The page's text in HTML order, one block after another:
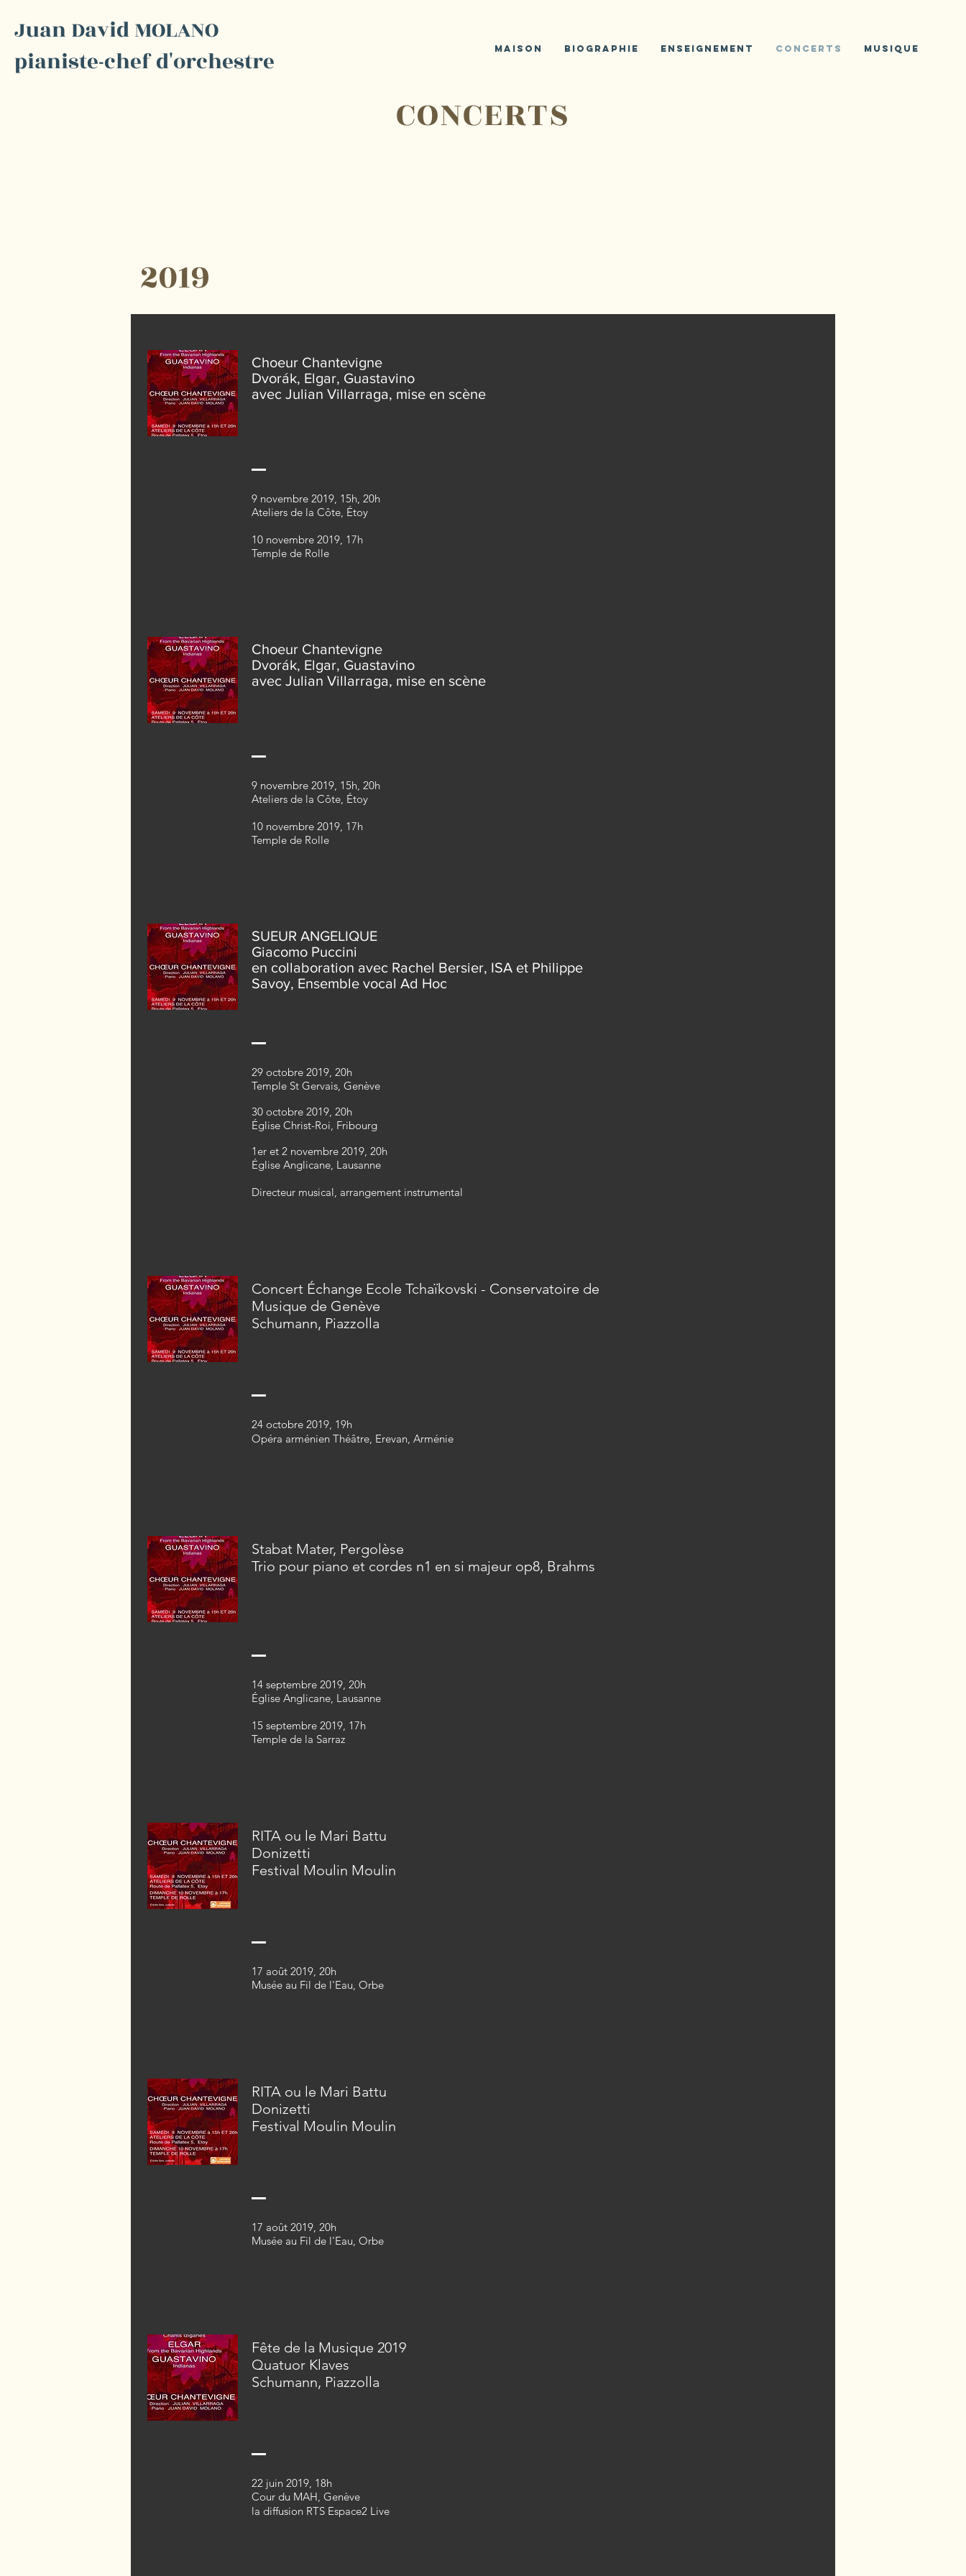
Juan David MOLANO
pianiste-chef d'orchestre
Maison Biographie Enseignement Concerts Musique
M.
CONCERTS
2019
Choeur Chantevigne
Dvorák, Elgar, Guastavino
avec Julian Villarraga, mise en scène
9 novembre 2019, 15h, 20h
Ateliers de la Côte, Étoy
10 novembre 2019, 17h
Temple de Rolle
Choeur Chantevigne
Dvorák, Elgar, Guastavino
avec Julian Villarraga, mise en scène
9 novembre 2019, 15h, 20h
Ateliers de la Côte, Étoy
10 novembre 2019, 17h
Temple de Rolle
SUEUR ANGELIQUE
Giacomo Puccini
en collaboration avec Rachel Bersier, ISA et Philippe
Savoy, Ensemble vocal Ad Hoc
29 octobre 2019, 20h
Temple St Gervais, Genève
30 octobre 2019, 20h
Église Christ-Roi, Fribourg
1er et 2 novembre 2019, 20h
Église Anglicane, Lausanne
Directeur musical, arrangement instrumental
Concert Échange Ecole Tchaïkovski - Conservatoire de
Musique de Genève
Schumann, Piazzolla
24 octobre 2019, 19h
Opéra arménien Théâtre, Erevan, Arménie
Stabat Mater, Pergolèse
Trio pour piano et cordes n1 en si majeur op8, Brahms
14 septembre 2019, 20h
Église Anglicane, Lausanne
15 septembre 2019, 17h
Temple de la Sarraz
RITA ou le Mari Battu
Donizetti
Festival Moulin Moulin
17 août 2019, 20h
Musée au Fil de l'Eau, Orbe
RITA ou le Mari Battu
Donizetti
Festival Moulin Moulin
17 août 2019, 20h
Musée au Fil de l'Eau, Orbe
Fête de la Musique 2019
Quatuor Klaves
Schumann, Piazzolla
22 juin 2019, 18h
Cour du MAH, Genève
la diffusion RTS Espace2 Live